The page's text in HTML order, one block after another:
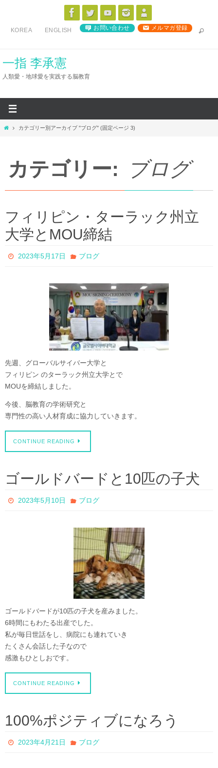
ス
KOREA ENGLISH お問い合わせ メルマガ登録
一指 李承憲
人類愛・地球愛を実践する脳教育
ホ
カテゴリー別アーカイブ "ブログ" (固定ページ 3)
カテゴリー: ブログ
フィリピン・ターラック州立
大学とMOU締結
2023年5月17日 ブログ
先週、グローバルサイバー大学と
フィリピン のターラック州立大学とで
MOUを締結しました。
今後、脳教育の学術研究と
専門性の高い人材育成に協力していきます。
CONTINUE READING
ゴールドバードと10匹の子犬
2023年5月10日 ブログ
ゴールドバードが10匹の子犬を産みました。
6時間にもわたる出産でした。
私が毎日世話をし、病院にも連れていき
たくさん会話した子なので
感激もひとしおです。
CONTINUE READING
100%ポジティブになろう
2023年4月21日 ブログ